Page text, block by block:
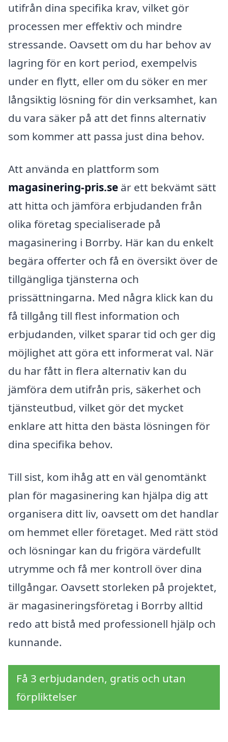
utifrån dina specifika krav, vilket gör
processen mer effektiv och mindre
stressande. Oavsett om du har behov av
lagring för en kort period, exempelvis
under en flytt, eller om du söker en mer
långsiktig lösning för din verksamhet, kan
du vara säker på att det finns alternativ
som kommer att passa just dina behov.
Att använda en plattform som
magasinering-pris.se är ett bekvämt sätt
att hitta och jämföra erbjudanden från
olika företag specialiserade på
magasinering i Borrby. Här kan du enkelt
begära offerter och få en översikt över de
tillgängliga tjänsterna och
prissättningarna. Med några klick kan du
få tillgång till flest information och
erbjudanden, vilket sparar tid och ger dig
möjlighet att göra ett informerat val. När
du har fått in flera alternativ kan du
jämföra dem utifrån pris, säkerhet och
tjänsteutbud, vilket gör det mycket
enklare att hitta den bästa lösningen för
dina specifika behov.
Till sist, kom ihåg att en väl genomtänkt
plan för magasinering kan hjälpa dig att
organisera ditt liv, oavsett om det handlar
om hemmet eller företaget. Med rätt stöd
och lösningar kan du frigöra värdefullt
utrymme och få mer kontroll över dina
tillgångar. Oavsett storleken på projektet,
är magasineringsföretag i Borrby alltid
redo att bistå med professionell hjälp och
kunnande.
Få 3 erbjudanden, gratis och utan
förpliktelser